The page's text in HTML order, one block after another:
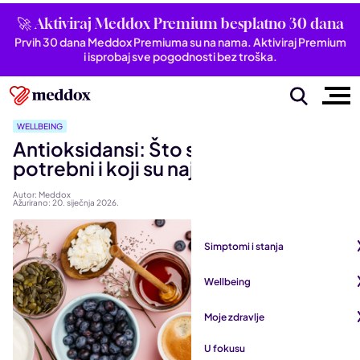
🚀 Aktiviraj Meddox Premium besplatno 30 dana
Prvih 30 dana Meddox Premiuma su na nama. Aktiviraj Premium
i isprobaj sve pogodnosti bez troška.
Simptomi i stanja
Bubrezi i mokraćni sustav
Dišni sustav
Wellbeing
Moje zdravlje
Pogledaj sve iz kategorije
U fokusu
WELLBEING
Antioksidansi: Što su, zašto su nam
potrebni i koji su najbolji izvori?
Autor: Meddox
Ažurirano: 20. siječnja 2026.